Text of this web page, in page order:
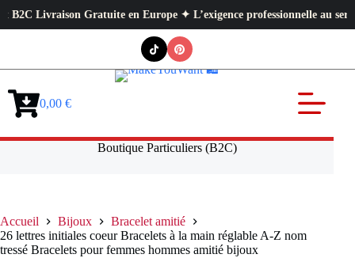
Gratuite en Europe ✦ L’exigence professionnelle au service de
Panier0,00 €
Boutique Particuliers (B2C)
Accueil Bijoux
Bracelet amitié
26 lettres initiales coeur Bracelets à la main réglable A-Z nom
tressé Bracelets pour femmes hommes amitié bijoux